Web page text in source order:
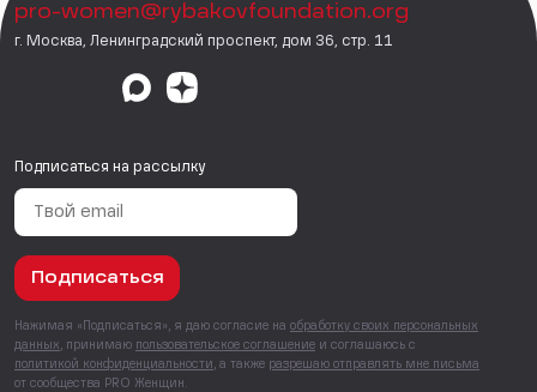
pro-women@rybakovfoundation.org
г. Москва, Ленинградский проспект, дом 36, стр. 11
Подписаться на рассылку
Подписаться
Нажимая «Подписаться», я даю согласие на обработку своих персональных
данных , принимаю пользовательское соглашение и соглашаюсь с
политикой конфиденциальности , а также разрешаю отправлять мне письма
от сообщества PRO Женщин.